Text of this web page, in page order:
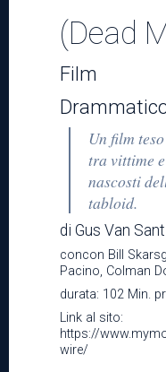
(Dead
Film
Un film
tra vittime
nascosti
tabloid.
di Gus Van Sant
concon Bill
Pacino, Colman
durata: 102 Min.
Link al sito:
https://
wire/